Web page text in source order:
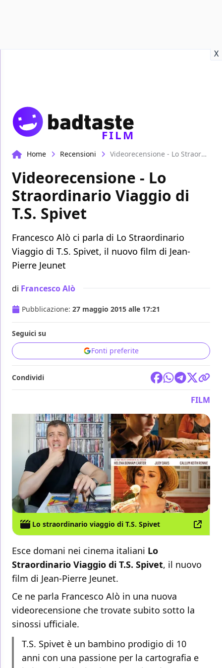
X
FILM
Home Recensioni Videorecensione - Lo Straordinario Viaggio di T.S. Spivet
Videorecensione - Lo
Straordinario Viaggio di
T.S. Spivet
Francesco Alò ci parla di Lo Straordinario
Viaggio di T.S. Spivet, il nuovo film di Jean-
Pierre Jeunet
di Francesco Alò
Pubblicazione: 27 maggio 2015 alle 17:21
Seguici su
Fonti preferite
Condividi
FILM
Lo straordinario viaggio di T.S. Spivet
Esce domani nei cinema italiani Lo
Straordinario Viaggio di T.S. Spivet, il nuovo
film di Jean-Pierre Jeunet.
Ce ne parla Francesco Alò in una nuova
videorecensione che trovate subito sotto la
sinossi ufficiale.
T.S. Spivet è un bambino prodigio di 10
anni con una passione per la cartografia e